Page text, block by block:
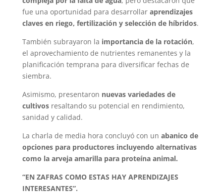
fue una oportunidad para desarrollar aprendizajes
claves en riego, fertilización y selección de híbridos.
También subrayaron la importancia de la rotación,
el aprovechamiento de nutrientes remanentes y la
planificación temprana para diversificar fechas de
siembra.
Asimismo, presentaron nuevas variedades de
cultivosresaltando su potencial en rendimiento,
sanidad y calidad.
La charla de media hora concluyó con un abanico de
opciones para productores incluyendo alternativas
como la arveja amarilla para proteína animal.
“EN ZAFRAS COMO ESTAS HAY APRENDIZAJES
INTERESANTES”.